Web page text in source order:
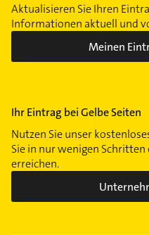
Aktualisieren Sie Ihren
Informationen aktuell und
Meinen
Ihr Eintrag bei Gelbe Seiten
Nutzen Sie unser
Sie in nur wenigen
erreichen.